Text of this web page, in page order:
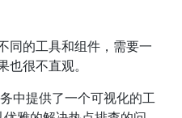
同的工具和组件，需要一
也很不直观。
中提供了一个可视化的工